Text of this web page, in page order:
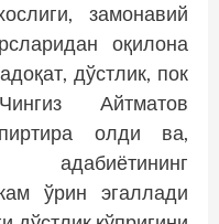
замонавий
оқилона
дўстлик, пок
Айтматов
олди ва,
ўрин эгаллади